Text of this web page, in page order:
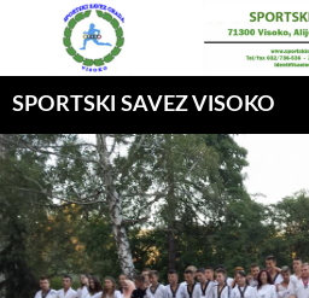
SPORTSKI SAVEZ VISOKO